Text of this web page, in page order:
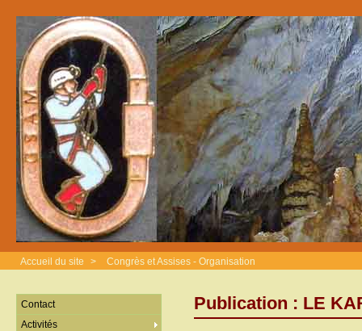
Accueil du site > Congrès et Assises - Organisation
Publication : LE
Contact
Activités